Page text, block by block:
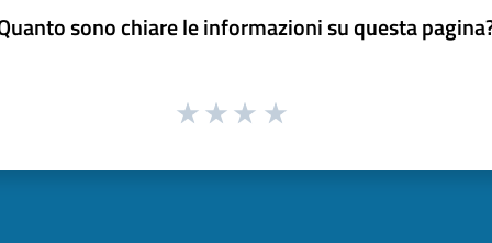
sono chiare le informazioni su questa